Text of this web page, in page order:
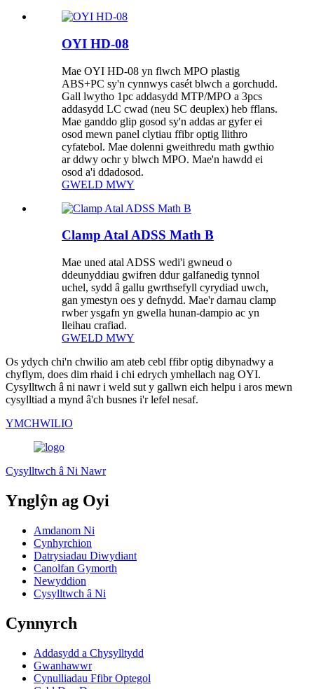
OYI HD-08
Mae OYI HD-08 yn flwch MPO plastig
ABS+PC sy'n cynnwys casét blwch a gorchudd.
Gall lwytho 1pc addasydd MTP/MPO a 3pcs
addasydd LC cwad (neu SC deuplex) heb fflans.
Mae ganddo glip gosod sy'n addas ar gyfer ei
osod mewn panel clytiau ffibr optig llithro
cyfatebol. Mae dolenni gweithredu math gwthio
ar ddwy ochr y blwch MPO. Mae'n hawdd ei
osod a'i ddadosod.
GWELD MWY
Clamp Atal ADSS Math B
Mae uned atal ADSS wedi'i gwneud o
ddeunyddiau gwifren ddur galfanedig tynnol
uchel, sydd â gallu gwrthsefyll cyrydiad uwch,
gan ymestyn oes y defnydd. Mae'r darnau clamp
rwber ysgafn yn gwella hunan-dampio ac yn
lleihau crafiad.
GWELD MWY
Os ydych chi'n chwilio am ateb cebl ffibr optig dibynadwy a
chyflym, does dim rhaid i chi edrych ymhellach nag OYI.
Cysylltwch â ni nawr i weld sut y gallwn eich helpu i aros mewn
cysylltiad a mynd â'ch busnes i'r lefel nesaf.
YMCHWILIO
Cysylltwch â Ni Nawr
Ynglŷn ag Oyi
Amdanom Ni
Cynhyrchion
Datrysiadau Diwydiant
Canolfan Gymorth
Newyddion
Cysylltwch â Ni
Cynnyrch
Addasydd a Chysylltydd
Gwanhawwr
Cynulliadau Ffibr Optegol